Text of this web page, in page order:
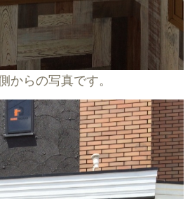
からの写真です。